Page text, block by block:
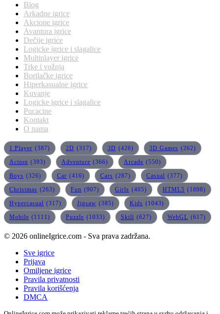
Blog
Arkadne igrice
Akcione igrice
Avantura igrice
Dečije igrice
Logicke igrice i slagalice
Multiplayer igrice
Trke i vožnja
Borilačke igrice
Hiperkasualne igrice
Kuvanje
Logicke igrice i slagalice
Pucacine
Kontakt
O nama
1 Player (387) 2D (317) 3D (426) 3D Games (262)
Action (393) Adventure (366) Arcade (550)
Boys (326) Car (416) Cars (287) Casual (377)
Christmas (263) Fun (907) Girls (405) HTML5 (1898)
Hypercasual (317) Jigsaw (385) Kids (1043)
Mobile (1111) Puzzle (1033) Skill (627) WebGL (617)
© 2026 onlineIgrice.com - Sva prava zadržana.
Sve igrice
Prijava
Omiljene igrice
Pravila privatnosti
Pravila korišćenja
DMCA